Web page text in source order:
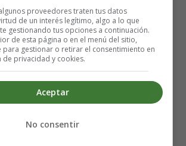
de nata. Puedes sustituir por crema de
de levadura en polvo
de trocitos de chocolate picados sin
de extracto de vainilla, 1 cucharadita
proveedores traten tus datos
de un interés legítimo, algo a lo que
gestionando tus opciones a continuación.
de esta página o en el menú del sitio,
para gestionar o retirar el consentimiento en
de privacidad y cookies.
Aceptar
No consentir